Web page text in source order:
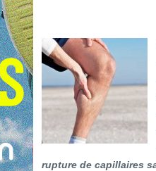
rupture de capillaires